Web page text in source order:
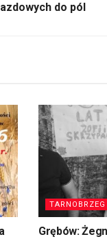
do pól
TARNOBRZEG
Grębów: